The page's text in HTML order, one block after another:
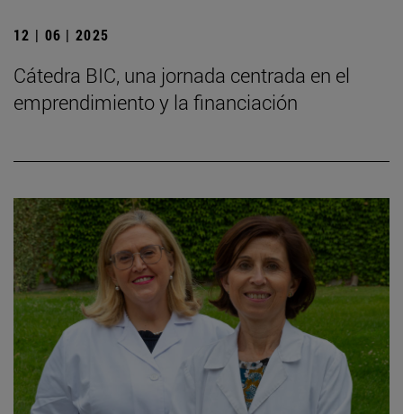
12 | 06 | 2025
Cátedra BIC, una jornada centrada en el
emprendimiento y la financiación